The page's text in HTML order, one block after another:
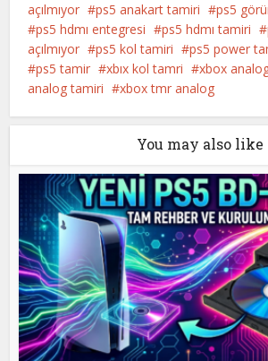
açılmıyor
ps5 anakart tamiri
ps5
ps5 hdmı entegresi
ps5 hdmı tamiri
açılmıyor
ps5 kol tamiri ps5 power
ps5 tamir
xbıx kol tamri xbox
analog tamiri
xbox tmr analog
You may also like